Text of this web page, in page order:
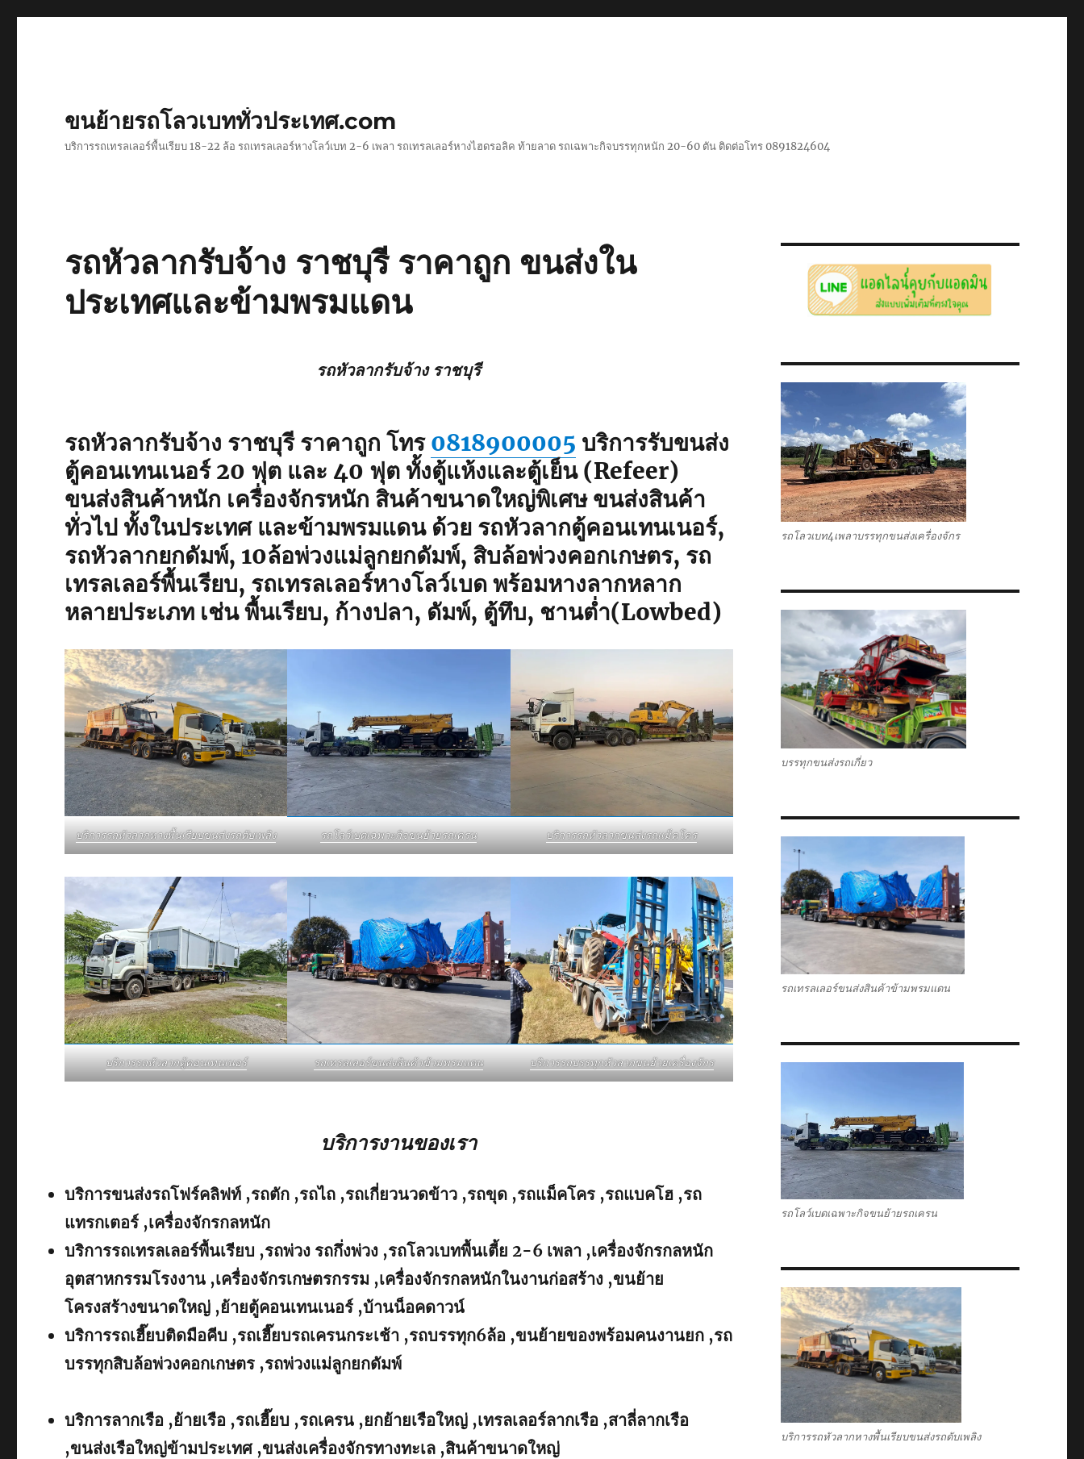
ขนย้ายรถโลวเบททั่วประเทศ.com
บริการรถเทรลเลอร์พื้นเรียบ 18-22 ล้อ รถเทรลเลอร์หางโลว์เบท 2-6 เพลา รถเทรลเลอร์หางไฮดรอลิค ท้ายลาด รถเฉพาะกิจบรรทุกหนัก 20-60 ตัน ติดต่อโทร 0891824604
รถหัวลากรับจ้าง ราชบุรี ราคาถูก ขนส่งใน
ประเทศและข้ามพรมแดน
รถหัวลากรับจ้าง ราชบุรี
รถหัวลากรับจ้าง ราชบุรี ราคาถูก โทร0818900005 บริการรับขนส่ง
ตู้คอนเทนเนอร์ 20 ฟุต และ 40 ฟุต ทั้งตู้แห้งและตู้เย็น (Refeer)
ขนส่งสินค้าหนัก เครื่องจักรหนัก สินค้าขนาดใหญ่พิเศษ ขนส่งสินค้า
ทั่วไป ทั้งในประเทศ และข้ามพรมแดน ด้วย รถหัวลากตู้คอนเทนเนอร์,
รถหัวลากยกดัมพ์, 10ล้อพ่วงแม่ลูกยกดัมพ์, สิบล้อพ่วงคอกเกษตร, รถ
เทรลเลอร์พื้นเรียบ, รถเทรลเลอร์หางโลว์เบด พร้อมหางลากหลาก
หลายประเภท เช่น พื้นเรียบ, ก้างปลา, ดัมพ์, ตู้ทึบ, ชานต่ำ(Lowbed)
บริการรถหัวลากหางพื้นเรียบขนส่งรถดับเพลิง รถโลว์เบดเฉพาะกิจขนย้ายรถเครน บริการรถหัวลากขนส่งรถแม็คโคร
บริการรถหัวลากตู้คอนเทนเนอร์ รถเทรลเลอร์ขนส่งสินค้าข้ามพรมแดน บริการรถบรรทุกหัวลากขนย้ายเครื่องจักร
บริการงานของเรา
บริการขนส่งรถโฟร์คลิฟท์ ,รถตัก ,รถไถ ,รถเกี่ยวนวดข้าว ,รถขุด ,รถแม็คโคร ,รถแบคโฮ ,รถ
แทรกเตอร์ ,เครื่องจักรกลหนัก
บริการรถเทรลเลอร์พื้นเรียบ ,รถพ่วง รถกึ่งพ่วง ,รถโลวเบทพื้นเตี้ย 2-6 เพลา ,เครื่องจักรกลหนัก
อุตสาหกรรมโรงงาน ,เครื่องจักรเกษตรกรรม ,เครื่องจักรกลหนักในงานก่อสร้าง ,ขนย้าย
โครงสร้างขนาดใหญ่ ,ย้ายตู้คอนเทนเนอร์ ,บ้านน็อคดาวน์
บริการรถเฮี๊ยบติดมือคีบ ,รถเฮี๊ยบรถเครนกระเช้า ,รถบรรทุก6ล้อ ,ขนย้ายของพร้อมคนงานยก ,รถ
บรรทุกสิบล้อพ่วงคอกเกษตร ,รถพ่วงแม่ลูกยกดัมพ์
บริการลากเรือ ,ย้ายเรือ ,รถเฮี๊ยบ ,รถเครน ,ยกย้ายเรือใหญ่ ,เทรลเลอร์ลากเรือ ,สาลี่ลากเรือ
,ขนส่งเรือใหญ่ข้ามประเทศ ,ขนส่งเครื่องจักรทางทะเล ,สินค้าขนาดใหญ่
รถโลวเบท4เพลาบรรทุกขนส่งเครื่องจักร
บรรทุกขนส่งรถเกี่ยว
รถเทรลเลอร์ขนส่งสินค้าข้ามพรมแดน
รถโลว์เบดเฉพาะกิจขนย้ายรถเครน
บริการรถหัวลากหางพื้นเรียบขนส่งรถดับเพลิง